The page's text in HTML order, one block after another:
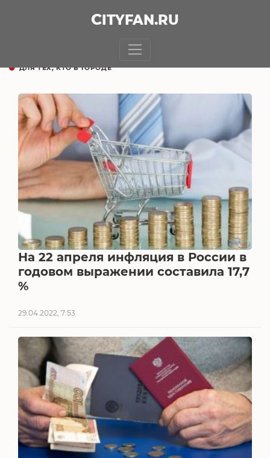
CITYFAN.RU
ДЛЯ ТЕХ, КТО В ГОРОДЕ
На 22 апреля инфляция в России в
годовом выражении составила 17,7
%
29.04.2022, 7:53